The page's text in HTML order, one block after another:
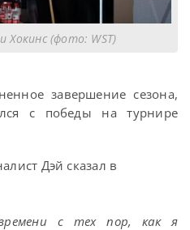
Хокинс (фото: WST)
завершение сезона,
с победы на турнире
Дэй сказал в
с тех пор, как я